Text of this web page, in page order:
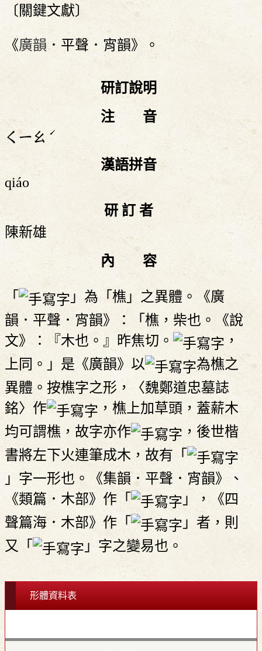
〔關鍵文獻〕
《廣韻 ．平聲．宵韻》。
研訂說明
注 音
ㄑㄧㄠ ˊ
漢語拼音
qiáo
研 訂 者
陳新雄
內 容
「
」為「樵」之異體。《廣
韻．平聲．宵韻》：「樵，柴也。《說
文》：『木也。』昨焦切。
，
上同。」是《廣韻》以
為樵之
異體。按樵字之形，〈魏鄭道忠墓誌
銘〉作
，樵上加草頭，蓋薪木
均可謂樵，故字亦作
，後世楷
書將左下火連筆成木，故有「
」字一形也。《集韻．平聲．宵韻》、
《類篇．木部》作「
」，《四
聲篇海．木部》作「
」者，則
又「
」字之變易也。
形體資料表